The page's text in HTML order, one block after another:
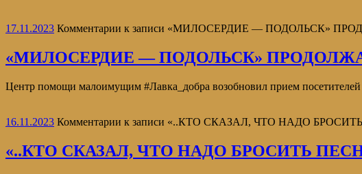
17.11.2023 Комментарии к записи «МИЛОСЕРДИЕ — ПОДОЛЬСК»
«МИЛОСЕРДИЕ — ПОДОЛЬСК»
Центр помощи малоимущим #Лавка_добра возобновил прием посетителей
16.11.2023 Комментарии к записи «..КТО СКАЗАЛ, ЧТО НАДО
«..КТО СКАЗАЛ, ЧТО НАДО БРОСИТЬ